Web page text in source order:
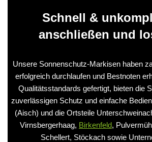
Schnell &
anschließen und
Unsere Sonnenschutz-Markisen haben
erfolgreich durchlaufen und Bestnoten
Qualitätsstandards gefertigt, bieten die
zuverlässigen Schutz und einfache
(Aisch) und die Ortsteile
Virnsbergerhaag, Birkenfeld,
Schellert, Stöckach sowie